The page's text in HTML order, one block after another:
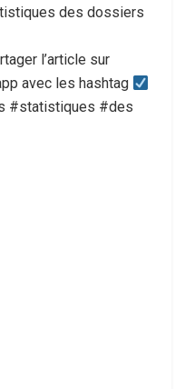
des dossiers
l’article sur
avec les hashtag
#statistiques #des